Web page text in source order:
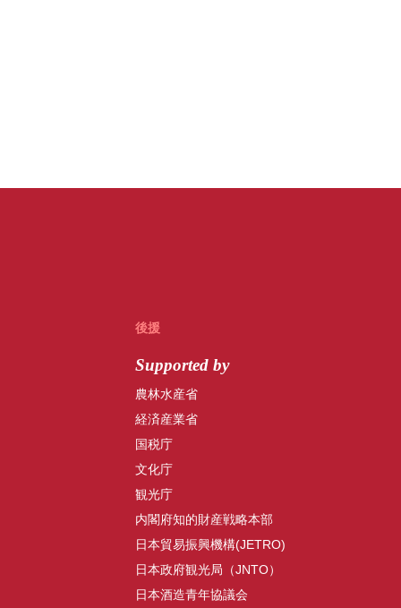
後援
Supported by
農林水産省
経済産業省
国税庁
文化庁
観光庁
内閣府知的財産戦略本部
日本貿易振興機構(JETRO)
日本政府観光局（JNTO）
日本酒造青年協議会